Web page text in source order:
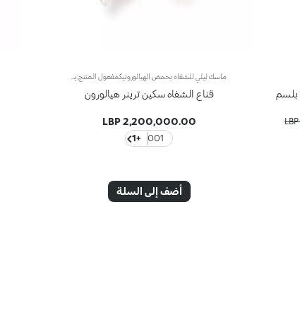
Snow-Kissed Holiday Mountain Touch بلسم
قناع الشفاه سكين ترينر هيالورون
2,200,000.00 LBP
001
+1
أضف إلى السلة